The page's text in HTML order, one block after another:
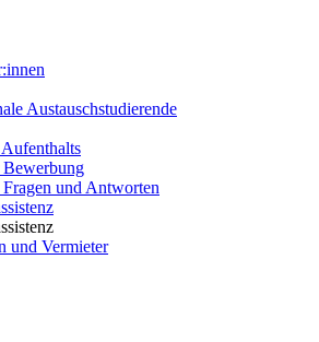
Austauschstudierende
und Antworten
und Vermieter